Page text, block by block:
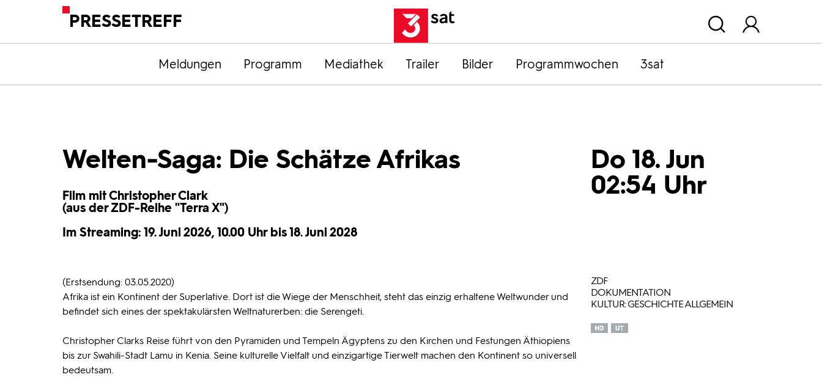
PRESSETREFF
Meldungen Programm Mediathek Trailer Bilder Programmwochen 3sat
Welten-Saga: Die Schätze Afrikas
Film mit Christopher Clark
(aus der ZDF-Reihe "Terra X")
Im Streaming: 19. Juni 2026, 10.00 Uhr bis 18. Juni 2028
Do 18. Jun
02:54 Uhr
(Erstsendung: 03.05.2020)
Afrika ist ein Kontinent der Superlative. Dort ist die Wiege der Menschheit, steht das einzig erhaltene Weltwunder und
befindet sich eines der spektakulärsten Weltnaturerben: die Serengeti.
Christopher Clarks Reise führt von den Pyramiden und Tempeln Ägyptens zu den Kirchen und Festungen Äthiopiens
bis zur Swahili-Stadt Lamu in Kenia. Seine kulturelle Vielfalt und einzigartige Tierwelt machen den Kontinent so universell
bedeutsam.
ZDF
DOKUMENTATION
KULTUR: GESCHICHTE ALLGEMEIN